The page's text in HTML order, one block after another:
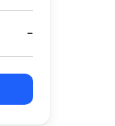
-